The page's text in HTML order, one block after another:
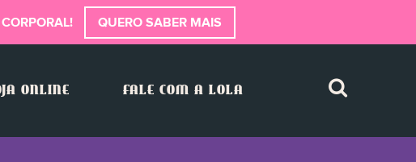
QUERO SABER MAIS
ONLINE FALE COM A LOLA